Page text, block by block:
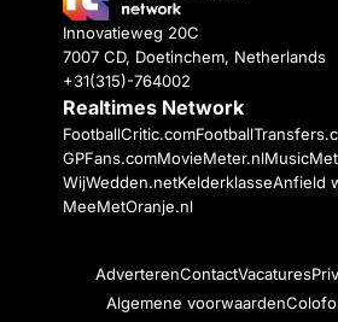
Innovatieweg 20C
7007 CD, Doetinchem, Netherlands
+31(315)-764002
Realtimes Network
FootballCritic.com
GPFans.comMovieMeter.nl
WijWedden.netKelderklasseAnfield
MeeMetOranje.nl
AdverterenContactVacatures
Algemene voorwaarden